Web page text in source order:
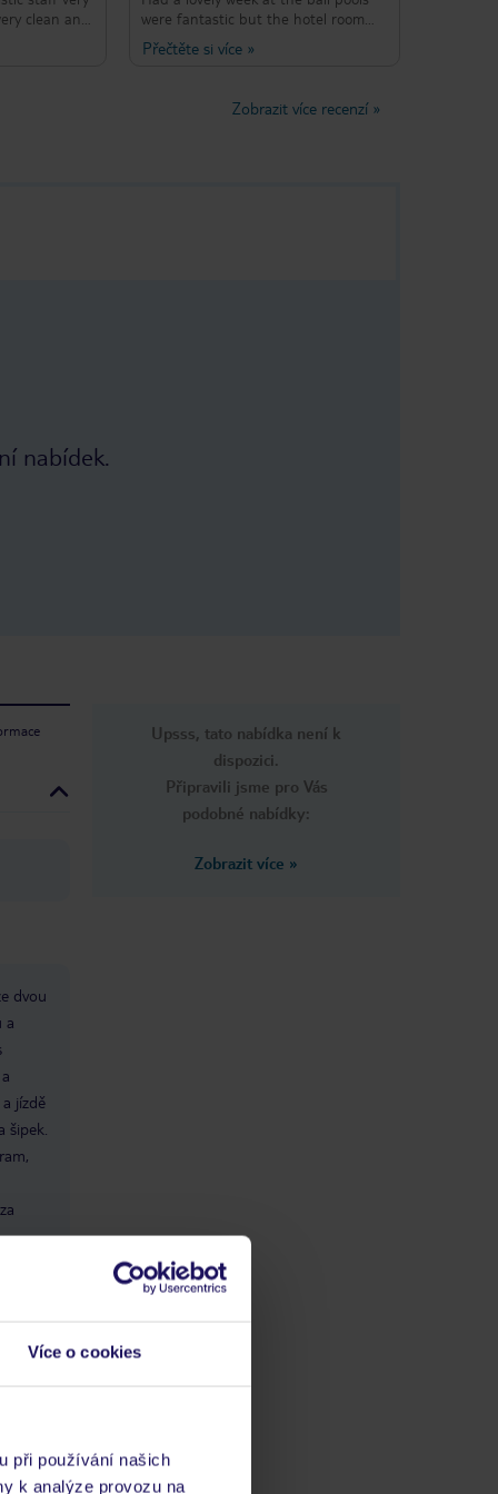
Více o cookies
při používání našich
k analýze provozu na
clean and
be coming
were very
were fantastic but the hotel room
was a bit dated .Danielle on the
customer experience desk was so
that the shell waterfall was not
working with rubbish laying in the
Přečtěte si více»
Zobrazit více recenzí»
nabídek.
dvou
a
jízdě
šipek.
Upsss, tato nabídka není k
dispozici.
Připravili jsme pro Vás
podobné nabídky:
Zobrazit více »